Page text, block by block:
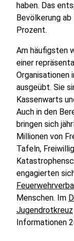
haben. Das
Bevölkerung
Prozent.
Am häufigsten
einer
Organisationen
ausgeübt. Sie
Kassenwarts
Auch in den
bringen sich
Millionen von
Tafeln,
engagierten
Menschen. Im
Jugendrotkreuz
Informationen